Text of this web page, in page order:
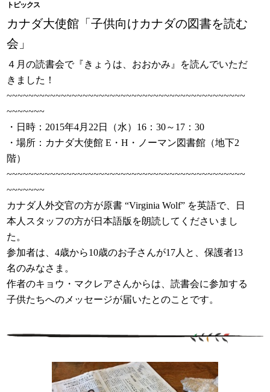
トピックス
カナダ大使館「子供向けカナダの図書を読む
会」
４月の読書会で『きょうは、おおかみ』を読んでいただ
きました！
~~~~~~~~~~~~~~~~~~~~~~~~~~~~~~~~~~~~~~~~~~~~
~~~~~~~
・日時：2015年4月22日（水）16：30～17：30
・場所：カナダ大使館 E・H・ノーマン図書館（地下2
階）
~~~~~~~~~~~~~~~~~~~~~~~~~~~~~~~~~~~~~~~~~~~~
~~~~~~~
カナダ人外交官の方が原書 “Virginia Wolf” を英語で、日
本人スタッフの方が日本語版を朗読してくださいまし
た。
参加者は、4歳から10歳のお子さんが17人と、保護者13
名のみなさま。
作者のキョウ・マクレアさんからは、読書会に参加する
子供たちへのメッセージが届いたとのことです。